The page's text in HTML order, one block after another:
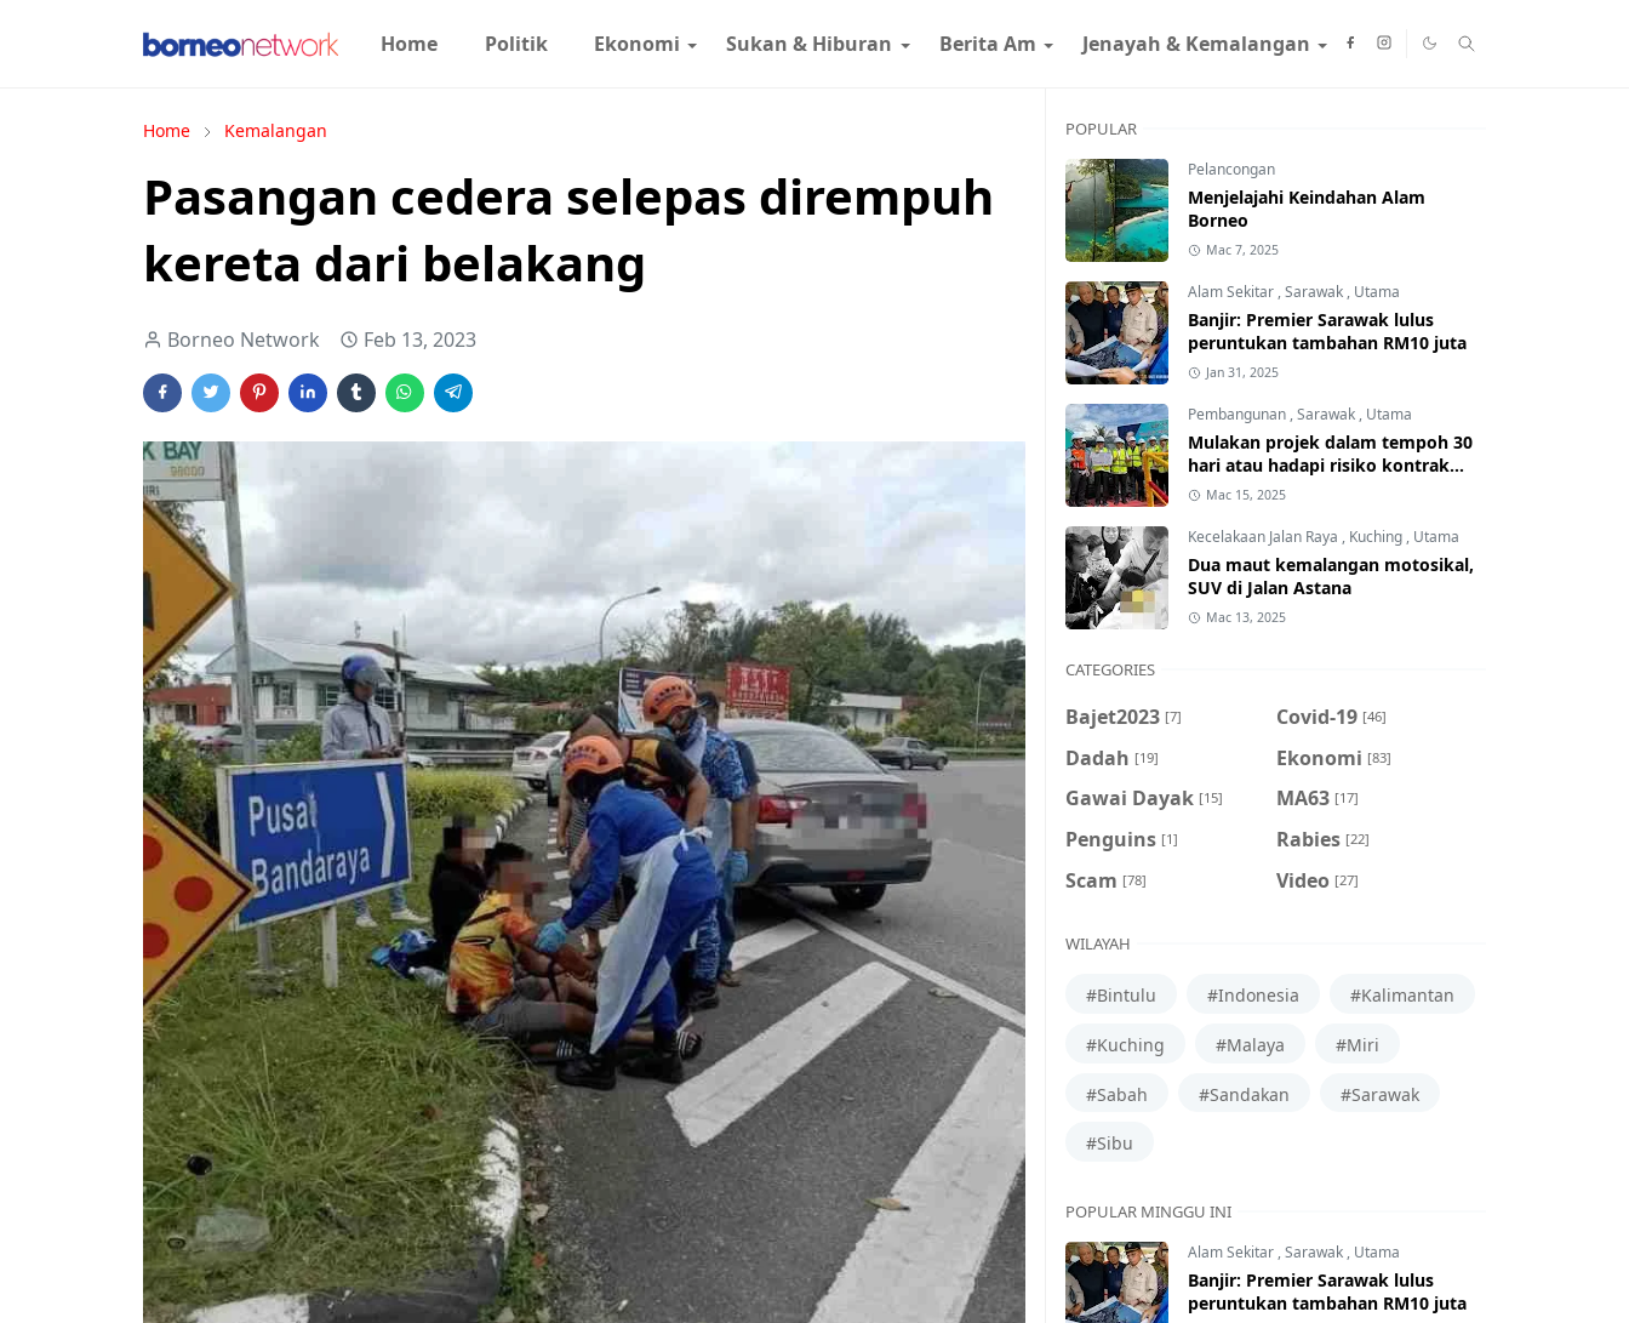
Home Politik Ekonomi Sukan & Hiburan Berita Am Jenayah & Kemalangan
Home Kemalangan
Pasangan cedera selepas dirempuh
kereta dari belakang
Borneo Network Feb 13, 2023
POPULAR
Pelancongan
Menjelajahi Keindahan Alam
Borneo
Mac 7, 2025
Alam Sekitar ,Sarawak , Utama
Banjir: Premier Sarawak lulus
peruntukan tambahan RM10 juta
Jan 31, 2025
Pembangunan ,Sarawak , Utama
Mulakan projek dalam tempoh 30
hari atau hadapi risiko kontrak
ditamatkan
Mac 15, 2025
Kecelakaan Jalan Raya , Kuching , Utama
Dua maut kemalangan motosikal,
SUV di Jalan Astana
Mac 13, 2025
CATEGORIES
Bajet2023 [7] Covid-19 [46]
Dadah [19] Ekonomi [83]
Gawai Dayak [15] MA63 [17]
Penguins [1] Rabies [22]
Scam [78] Video [27]
WILAYAH
#Bintulu #Indonesia #Kalimantan
#Kuching #Malaya #Miri
#Sabah #Sandakan #Sarawak
#Sibu
POPULAR MINGGU INI
Alam Sekitar ,Sarawak , Utama
Banjir: Premier Sarawak lulus
peruntukan tambahan RM10 juta